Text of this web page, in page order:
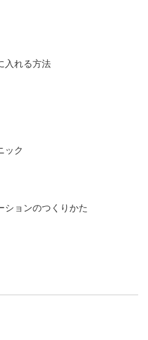
入れる方法
ック
ションのつくりかた